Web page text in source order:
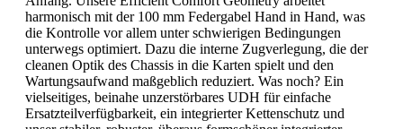
harmonisch mit der 100 mm Federgabel Hand in Hand, was
die Kontrolle vor allem unter schwierigen Bedingungen
unterwegs optimiert. Dazu die interne Zugverlegung, die der
cleanen Optik des Chassis in die Karten spielt und den
Wartungsaufwand maßgeblich reduziert. Was noch? Ein
vielseitiges, beinahe unzerstörbares UDH für einfache
Ersatzteilverfügbarkeit, ein integrierter Kettenschutz und